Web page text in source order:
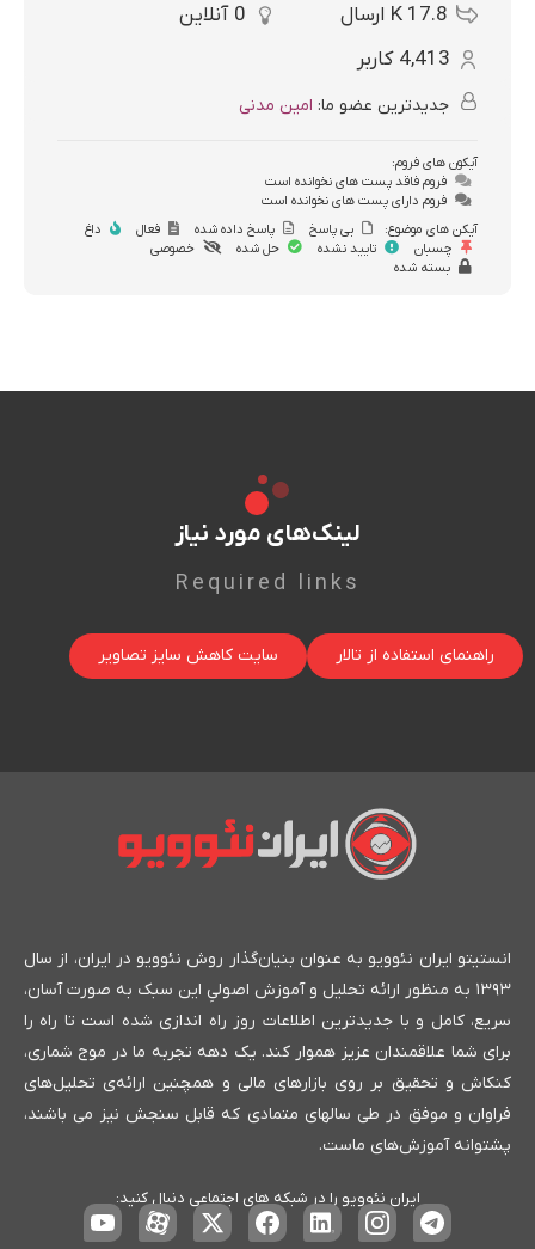
17.8 K
ارسال‌ 0 آنلاین
4,413 کاربر
جدیدترین عضو ما: امین مدنی
آیکون های فروم:
فروم فاقد پست های نخوانده است
فروم دارای پست های نخوانده است
آیکن های موضوع:
بی پاسخ پاسخ داده شده فعال
داغ
چسبان
تایید نشده حل شده
خصوصی
بسته شده
لینک‌های مورد نیاز
Required links
راهنمای استفاده از تالار سایت کاهش سایز تصاویر
انستیتو ایران نئوویو به عنوان بنیان‌گذار روش نئوویو در ایران، از سال
۱۳۹۳ به منظور ارائه تحلیل و آموزش اصولیِ این سبک به صورت آسان،
سریع، کامل و با جدیدترین اطلاعات روز راه اندازی شده است تا راه را
برای شما علاقمندان عزیز هموار کند. یک دهه تجربه ما در موج شماری،
کنکاش و تحقیق بر روی بازارهای مالی و همچنین ارائه‌ی تحلیل‌های
فراوان و موفق در طی سالهای متمادی که قابل سنجش نیز می باشند،
پشتوانه آموزش‌های ماست.
ایران نئوویو را در شبکه های اجتماعی دنبال کنید: